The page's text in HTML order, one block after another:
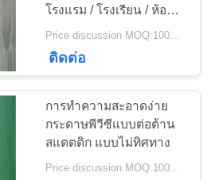
ติดตัวเอง
51
โรงแรม / โรงเรียน / ห้อง
สมุด
Price discussion MOQ:100ตรม
ติดต่อ
การทําความสะอาดง่าย
กระดาษพีวีซีแบบต่อต้าน
สแตตติก แบบไม่ทิศทาง
Price discussion MOQ:100ตรม